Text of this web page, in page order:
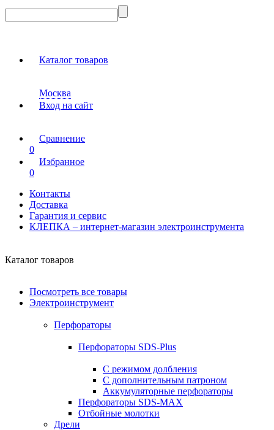
Каталог товаров
Москва
Вход на сайт
Сравнение
0
Избранное
0
Контакты
Доставка
Гарантия и сервис
КЛЕПКА – интернет-магазин электроинструмента
Каталог товаров
Посмотреть все товары
Электроинструмент
Перфораторы
Перфораторы SDS-Plus
С режимом долбления
С дополнительным патроном
Аккумуляторные перфораторы
Перфораторы SDS-MAX
Отбойные молотки
Дрели